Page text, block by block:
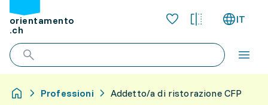
orientamento
.ch
IT
Professioni Addetto/a di ristorazione CFP